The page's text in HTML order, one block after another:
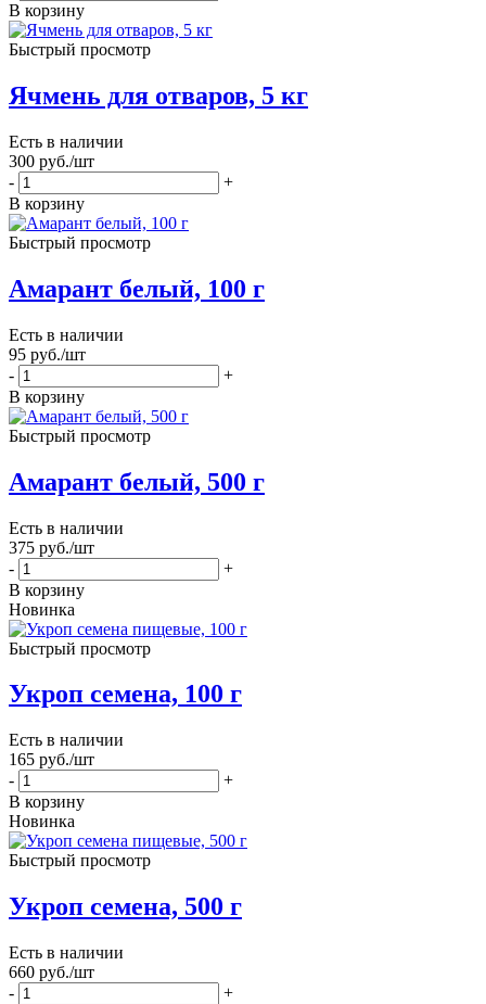
В корзину
Быстрый просмотр
Ячмень для отваров, 5 кг
Есть в наличии
300 руб./шт
-
+
В корзину
Быстрый просмотр
Амарант белый, 100 г
Есть в наличии
95 руб./шт
-
+
В корзину
Быстрый просмотр
Амарант белый, 500 г
Есть в наличии
375 руб./шт
-
+
В корзину
Новинка
Быстрый просмотр
Укроп семена, 100 г
Есть в наличии
165 руб./шт
-
+
В корзину
Новинка
Быстрый просмотр
Укроп семена, 500 г
Есть в наличии
660 руб./шт
-
+